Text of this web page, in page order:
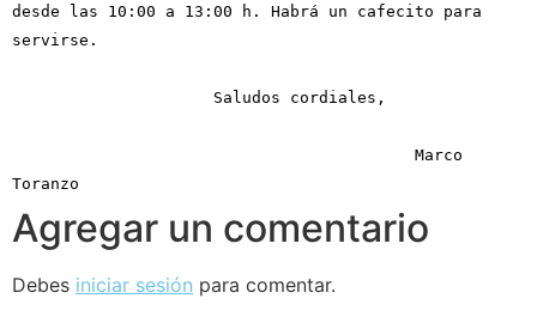
desde las 10:00 a 13:00 h. Habrá un cafecito para
servirse.
Saludos cordiales,
Marco
Toranzo
Agregar un comentario
Debes iniciar sesión para comentar.